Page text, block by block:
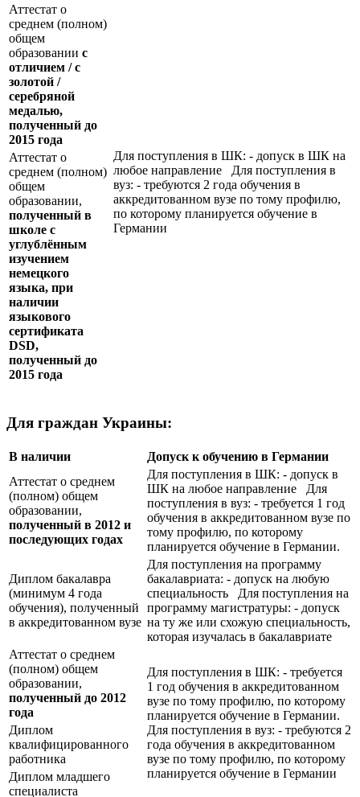
Аттестат о
среднем (полном)
общем
образовании с
отличием / с
золотой /
серебряной
медалью,
полученный до
2015 года
Для поступления в ШК: - допуск в ШК на
любое направление Для поступления в
вуз: - требуются 2 года обучения в
аккредитованном вузе по тому профилю,
по которому планируется обучение в
Германии
Аттестат о
среднем (полном)
общем
образовании,
полученный в
школе с
углублённым
изучением
немецкого
языка, при
наличии
языкового
сертификата
DSD,
полученный до
2015 года
Для граждан Украины:
В наличии
Допуск к обучению в Германии
Аттестат о среднем
(полном) общем
образовании,
полученный в 2012 и
последующих годах
Для поступления в ШК: - допуск в
ШК на любое направление Для
поступления в вуз: - требуется 1 год
обучения в аккредитованном вузе по
тому профилю, по которому
планируется обучение в Германии.
Диплом бакалавра
(минимум 4 года
обучения), полученный
в аккредитованном вузе
Для поступления на программу
бакалавриата: - допуск на любую
специальность Для поступления на
программу магистратуры: - допуск
на ту же или схожую специальность,
которая изучалась в бакалавриате
Аттестат о среднем
(полном) общем
образовании,
полученный до 2012
года
Для поступления в ШК: - требуется
1 год обучения в аккредитованном
вузе по тому профилю, по которому
планируется обучение в Германии.
Для поступления в вуз: - требуются 2
года обучения в аккредитованном
вузе по тому профилю, по которому
планируется обучение в Германии
Диплом
квалифицированного
работника
Диплом младшего
специалиста